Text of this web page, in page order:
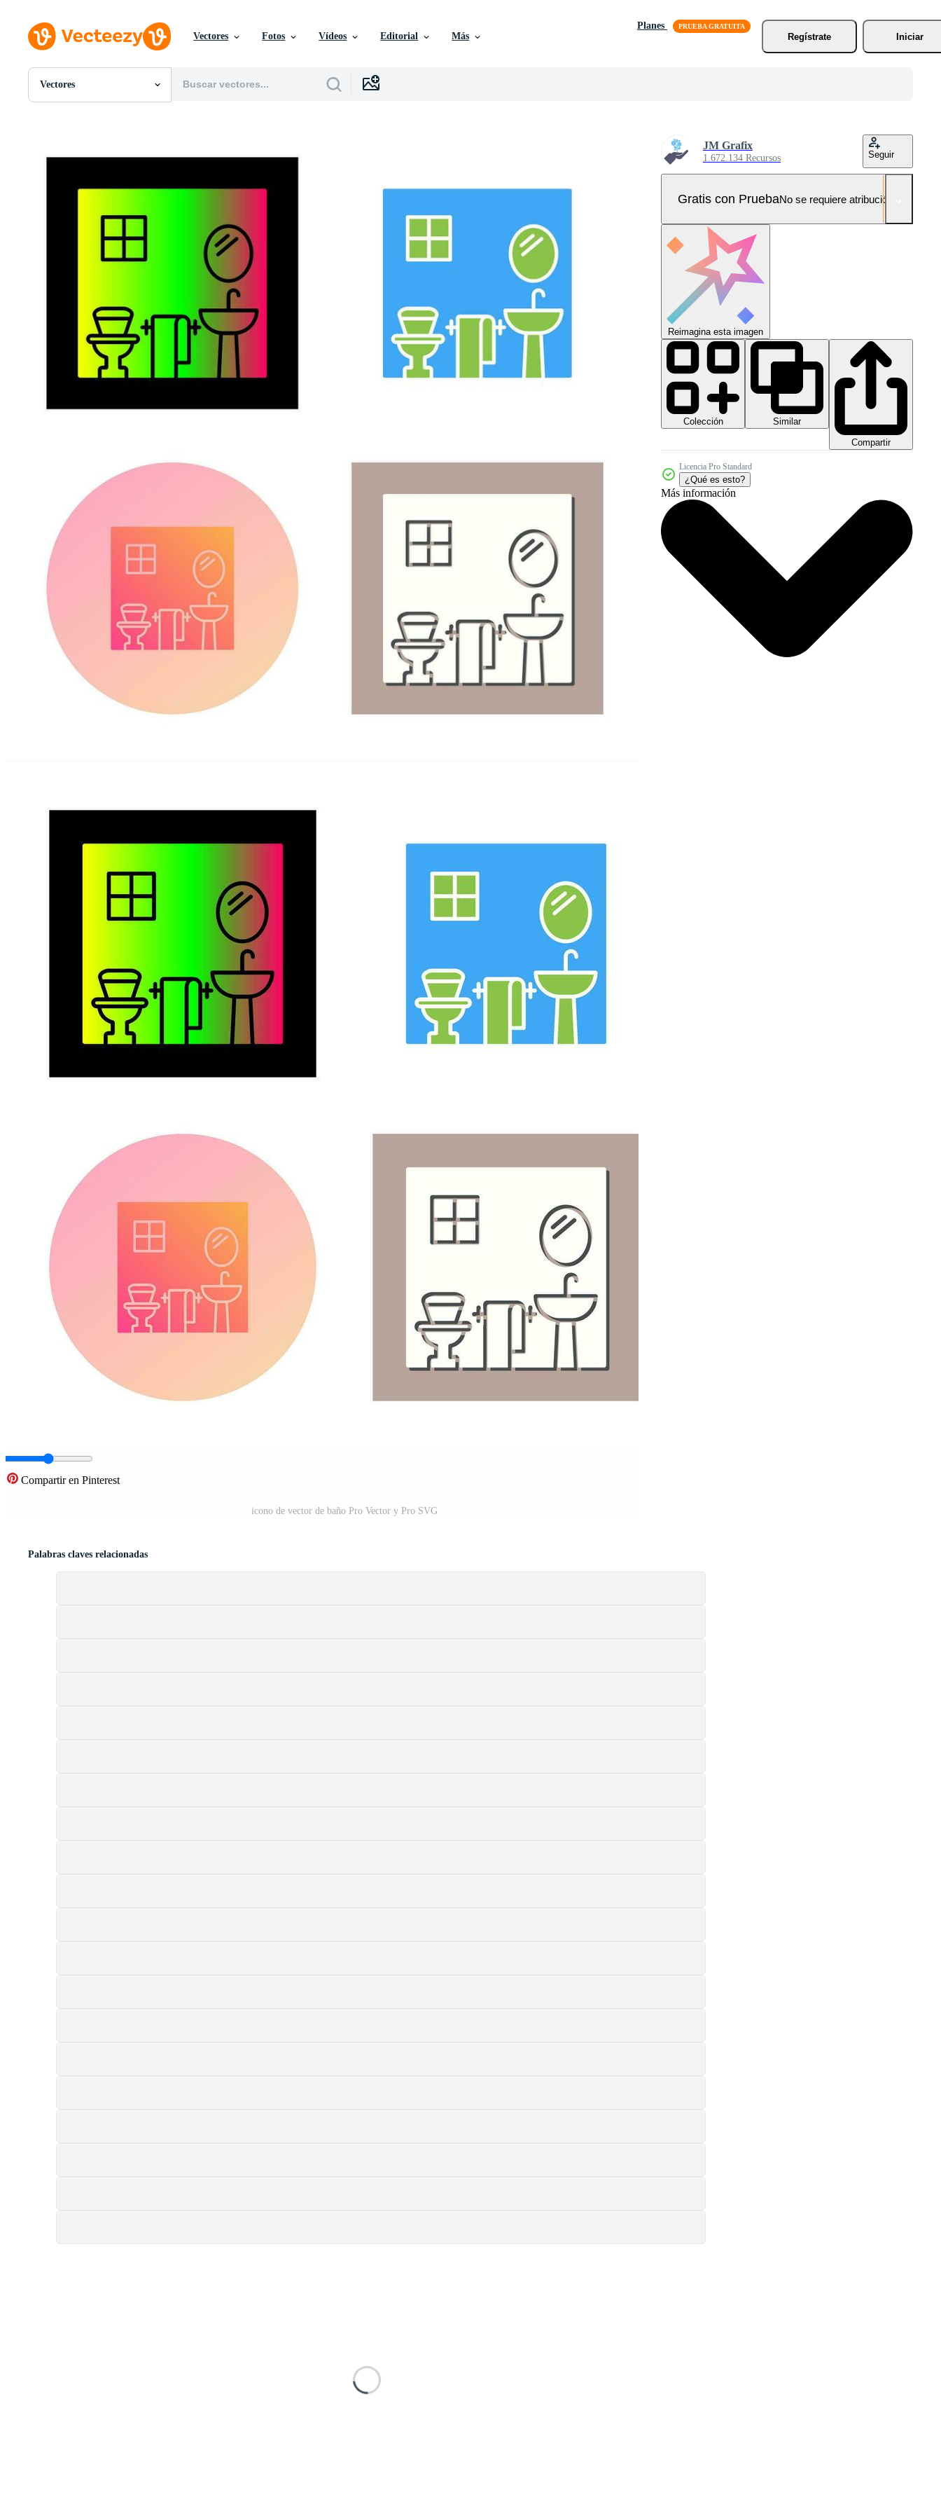
Vectores Fotos Vídeos Editorial Más
Planes
Regístrate
Iniciar
Vectores
Todas Imágenes
Vectores
Gráficos en Movimiento
Eventos Editoriales
Compartir en Pinterest
icono de vector de baño Pro Vector y Pro SVG
JM Grafix
1.672.134 Recursos Seguir
Gratis con PruebaNo se requiere atribución!
Reimagina esta imagen
Colección
Similar
Compartir
Licencia Pro Standard
¿Qué es esto?
Más información
Palabras claves relacionadas